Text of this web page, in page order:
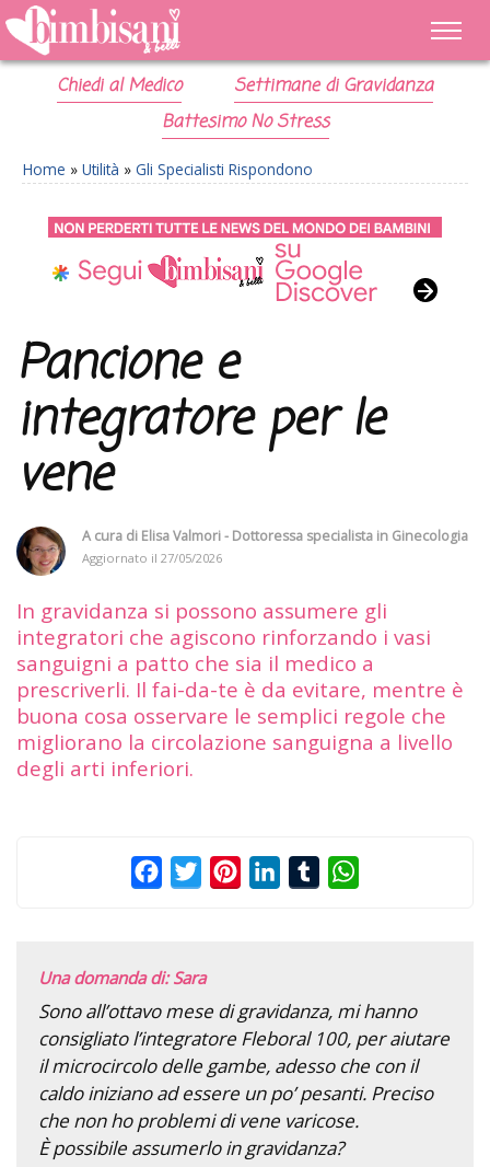
Chiedi al Medico
Settimane di Gravidanza
Battesimo No Stress
Home » Utilità » Gli Specialisti Rispondono
Pancione e
integratore per le
vene
A cura di Elisa Valmori - Dottoressa specialista in Ginecologia
Aggiornato il 27/05/2026
In gravidanza si possono assumere gli
integratori che agiscono rinforzando i vasi
sanguigni a patto che sia il medico a
prescriverli. Il fai-da-te è da evitare, mentre è
buona cosa osservare le semplici regole che
migliorano la circolazione sanguigna a livello
degli arti inferiori.
FacebookTwitterPinterestLinkedInTumblr
Una domanda di: Sara
Sono all’ottavo mese di gravidanza, mi hanno
consigliato l’integratore Fleboral 100, per aiutare
il microcircolo delle gambe, adesso che con il
caldo iniziano ad essere un po’ pesanti. Preciso
che non ho problemi di vene varicose.
È possibile assumerlo in gravidanza?